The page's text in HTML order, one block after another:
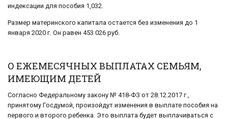
индексации для пособия 1,032.
Размер материнского капитала остается без изменения до 1
января 2020 г. Он равен 453 026 руб.
О ЕЖЕМЕСЯЧНЫХ ВЫПЛАТАХ СЕМЬЯМ,
ИМЕЮЩИМ ДЕТЕЙ
Согласно Федеральному закону № 418-ФЗ от 28.12.2017 г.,
принятому Госдумой, произойдут изменения в выплате пособия на
первого и второго ребенка. Это выплата будет выплачиваться с